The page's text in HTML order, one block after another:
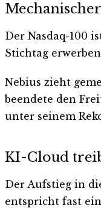
Der Nasdaq-100
Stichtag
Nebius zieht
beendete den
unter seinem
KI-Cloud
Der Aufstieg in
entspricht fast